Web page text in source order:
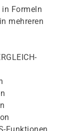
in Formeln
mehreren